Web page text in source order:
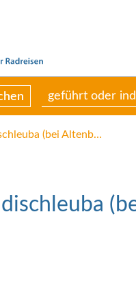
geführt oder
Pleißeradweg bis Windischleuba (bei Altenburg)